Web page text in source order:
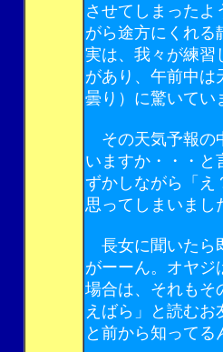
させてしまったよ
がら途方にくれる
実は、我々が練習
があり、午前中は
曇り）に驚いてい
その天気予報の
いますか・・・と
ずかしながら「え
思ってしまいまし
長女に聞いたら
がーーん。オヤジ
場合は、それもそ
えばら」と読むお
と前から知ってる